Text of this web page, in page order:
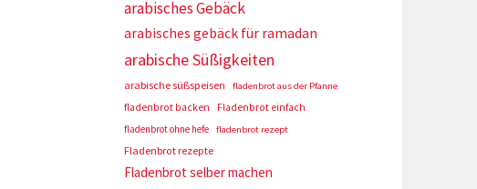
arabisches Gebäck
arabisches gebäck für ramadan
arabische Süßigkeiten
arabische süßspeisen fladenbrot aus der Pfanne
fladenbrot backen
Fladenbrot einfach
fladenbrot ohne hefe
fladenbrot rezept
Fladenbrot rezepte
Fladenbrot selber machen